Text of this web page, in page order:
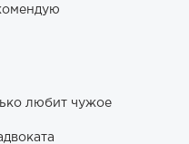
любит чужое